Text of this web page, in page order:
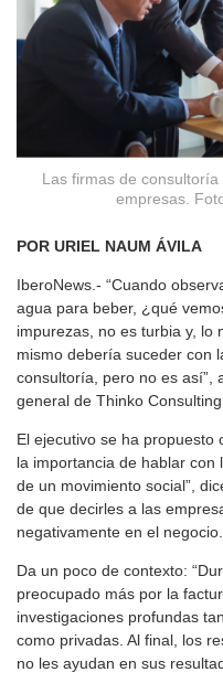
Las firmas de
empresas.
POR URIEL NAUM ÁVILA
IberoNews.- “Cuando
agua para beber, ¿qué
impurezas, no es turbia y, lo
mismo debería suceder con
consultoría, pero no es así”,
general de Thinko Consulting.
El ejecutivo se ha propuesto
la importancia de hablar con
de un movimiento social”,
de que decirles a las
negativamente en el negocio.
Da un poco de contexto:
preocupado más por la
investigaciones profundas
como privadas. Al final, los
no les ayudan en sus